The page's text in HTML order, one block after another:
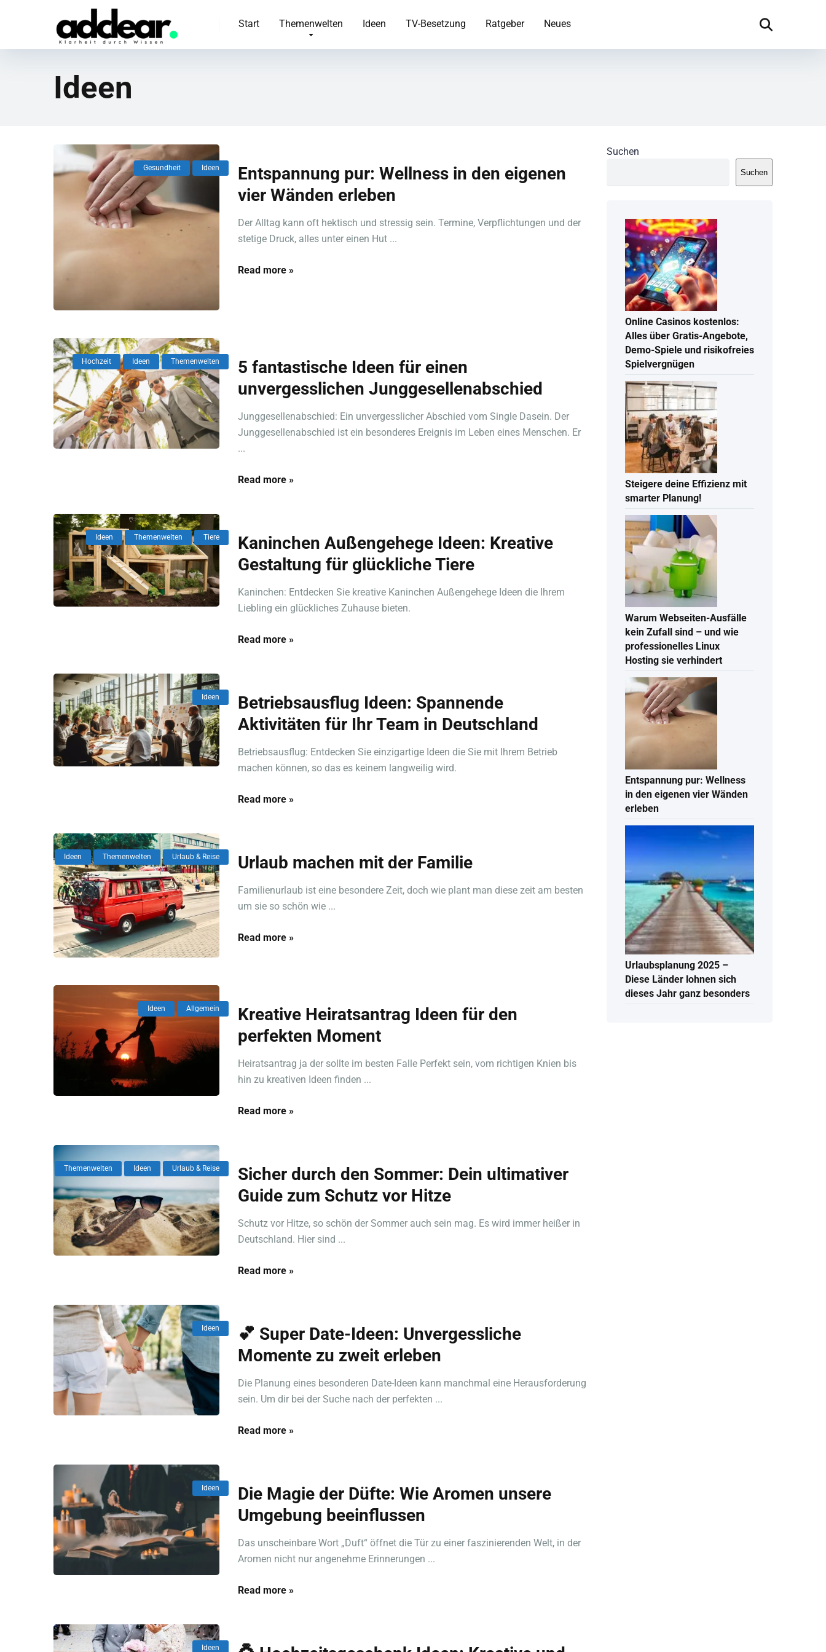
Start Themenwelten Ideen TV-Besetzung Ratgeber Neues
Ideen
Gesundheit Ideen
Entspannung pur: Wellness in den eigenen
vier Wänden erleben
Der Alltag kann oft hektisch und stressig sein. Termine, Verpflichtungen und der
stetige Druck, alles unter einen Hut ...
Read more »
Hochzeit Ideen Themenwelten
5 fantastische Ideen für einen
unvergesslichen Junggesellenabschied
Junggesellenabschied: Ein unvergesslicher Abschied vom Single Dasein. Der
Junggesellenabschied ist ein besonderes Ereignis im Leben eines Menschen. Er
...
Read more »
Ideen Themenwelten Tiere
Kaninchen Außengehege Ideen: Kreative
Gestaltung für glückliche Tiere
Kaninchen: Entdecken Sie kreative Kaninchen Außengehege Ideen die Ihrem
Liebling ein glückliches Zuhause bieten.
Read more »
Ideen
Betriebsausflug Ideen: Spannende
Aktivitäten für Ihr Team in Deutschland
Betriebsausflug: Entdecken Sie einzigartige Ideen die Sie mit Ihrem Betrieb
machen können, so das es keinem langweilig wird.
Read more »
Ideen Themenwelten Urlaub & Reise Urlaub machen mit der Familie
Familienurlaub ist eine besondere Zeit, doch wie plant man diese zeit am besten
um sie so schön wie ...
Read more »
Ideen Allgemein
Kreative Heiratsantrag Ideen für den
perfekten Moment
Heiratsantrag ja der sollte im besten Falle Perfekt sein, vom richtigen Knien bis
hin zu kreativen Ideen finden ...
Read more »
Themenwelten Ideen Urlaub & Reise
Sicher durch den Sommer: Dein ultimativer
Guide zum Schutz vor Hitze
Schutz vor Hitze, so schön der Sommer auch sein mag. Es wird immer heißer in
Deutschland. Hier sind ...
Read more »
Ideen
💕 Super Date-Ideen: Unvergessliche
Momente zu zweit erleben
Die Planung eines besonderen Date-Ideen kann manchmal eine Herausforderung
sein. Um dir bei der Suche nach der perfekten ...
Read more »
Ideen
Die Magie der Düfte: Wie Aromen unsere
Umgebung beeinflussen
Das unscheinbare Wort „Duft“ öffnet die Tür zu einer faszinierenden Welt, in der
Aromen nicht nur angenehme Erinnerungen ...
Read more »
Ideen
Suchen
Suchen
Online Casinos kostenlos:
Alles über Gratis-Angebote,
Demo-Spiele und risikofreies
Spielvergnügen
Steigere deine Effizienz mit
smarter Planung!
Warum Webseiten-Ausfälle
kein Zufall sind – und wie
professionelles Linux
Hosting sie verhindert
Entspannung pur: Wellness
in den eigenen vier Wänden
erleben
Urlaubsplanung 2025 –
Diese Länder lohnen sich
dieses Jahr ganz besonders